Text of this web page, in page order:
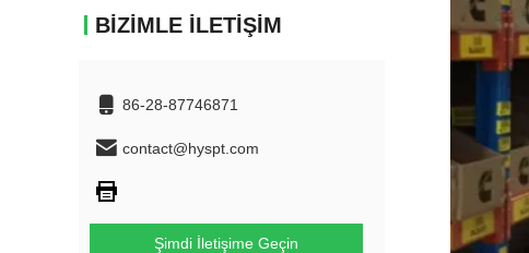
BIZIMLE İLETIŞIM
86-28-87746871
contact@hyspt.com
Şimdi İletişime Geçin